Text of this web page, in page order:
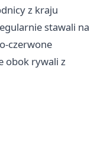
z kraju
stawali na
czerwone
obok rywali z